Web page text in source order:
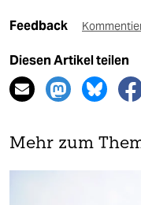
Feedback
Diesen Artikel teilen
Mehr zum